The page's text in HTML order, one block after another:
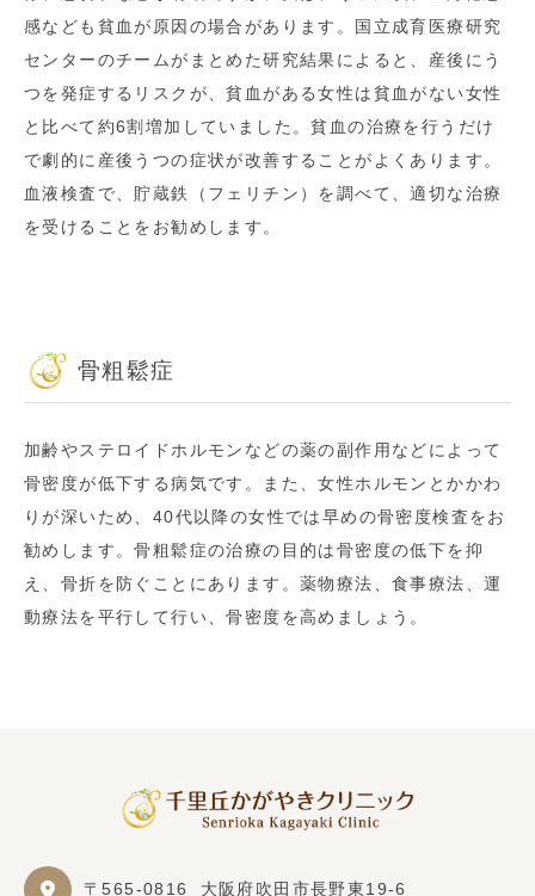
感なども貧血が原因の場合があります。国立成育医療研究
センターのチームがまとめた研究結果によると、産後にう
つを発症するリスクが、貧血がある女性は貧血がない女性
と比べて約6割増加していました。貧血の治療を行うだけ
で劇的に産後うつの症状が改善することがよくあります。
血液検査で、貯蔵鉄（フェリチン）を調べて、適切な治療
を受けることをお勧めします。
骨粗鬆症
加齢やステロイドホルモンなどの薬の副作用などによって
骨密度が低下する病気です。また、女性ホルモンとかかわ
りが深いため、40代以降の女性では早めの骨密度検査をお
勧めします。骨粗鬆症の治療の目的は骨密度の低下を抑
え、骨折を防ぐことにあります。薬物療法、食事療法、運
動療法を平行して行い、骨密度を高めましょう。
〒565-0816 大阪府吹田市長野東19-6